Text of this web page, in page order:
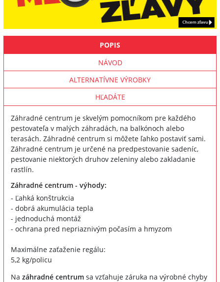
POPIS
NÁVOD
ALTERNATÍVNE VÝROBKY
HĽADÁTE
Záhradné centrum je skvelým pomocníkom pre každého
pestovateľa v malých záhradách, na balkónoch alebo
terasách. Záhradné centrum si môžete ľahko postaviť sami.
Záhradné centrum je určené na predpestovanie sadeníc,
pestovanie niektorých druhov zeleniny alebo zakladanie
rastlín.
Záhradné centrum - výhody:
- Ľahká konštrukcia
- dobrá akumulácia tepla
- jednoduchá montáž
- ochrana pred nepriaznivým počasím a hmyzom
Maximálne zaťaženie regálu:
5,2 kg/policu
Na záhradné centrum sa vzťahuje záruka na výrobné chyby